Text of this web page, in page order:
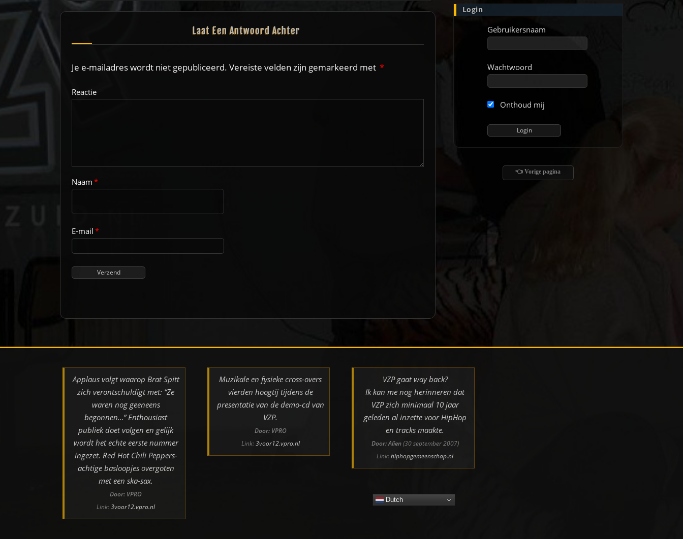
Laat Een Antwoord Achter
Je e-mailadres wordt niet gepubliceerd. Vereiste velden zijn gemarkeerd met *
Reactie
Naam*
E-mail*
Login
Gebruikersnaam
Wachtwoord
Onthoud mij
👈 Vorige pagina
Applaus volgt waarop Brat Spitt
zich verontschuldigt met: “Ze
waren nog geeneens
begonnen…” Enthousiast
publiek doet volgen en gelijk
wordt het echte eerste nummer
ingezet. Red Hot Chili Peppers-
achtige basloopjes overgoten
met een ska-sax.
Door: VPRO
Link:3voor12.vpro.nl
Muzikale en fysieke cross-overs
vierden hoogtij tijdens de
presentatie van de demo-cd van
VZP.
Door: VPRO
Link:3voor12.vpro.nl
VZP gaat way back?
Ik kan me nog herinneren dat
VZP zich minimaal 10 jaar
geleden al inzette voor HipHop
en tracks maakte.
Door: Alien(30 september 2007)
Link:hiphopgemeenschap.nl
Dutch